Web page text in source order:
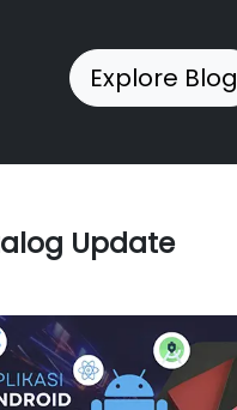
Explore Blog
Update